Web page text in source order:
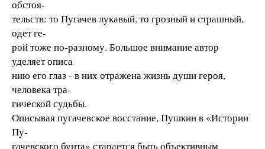
обстоя-
тельств: то Пугачев лукавый, то грозный и страшный,
одет ге-
рой тоже по-разному. Большое внимание автор
уделяет описа
нию его глаз - в них отражена жизнь души героя,
человека тра-
гической судьбы.
Описывая пугачевское восстание, Пушкин в «Истории
Пу-
гачевского бунта» старается быть объективным